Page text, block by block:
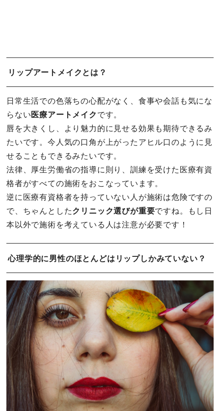
リップアートメイクとは？
日常生活での色落ちの心配がなく、食事や会話も気にな
らない医療アートメイク です。
唇を大きくし、より魅力的に見せる効果も期待できるみ
たいです。今人気の口角が上がったアヒル口のように見
せることもできるみたいです。
法律、厚生労働省の指導に則り、訓練を受けた医療有資
格者がすべての施術をおこなっています。
逆に医療有資格者を持っていない人が施術は危険ですの
で、ちゃんとしたクリニック選びが重要ですね。もし日
本以外で施術を考えている人は注意が必要です！
心理学的に男性のほとんどはリップしかみていない？